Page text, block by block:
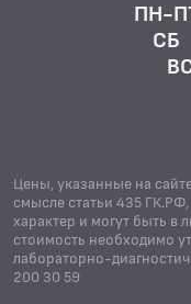
ПН-
СБ
Цены, указанные на
смысле статьи 435
характер и могут быть в
стоимость необходимо
лабораторно-
200 30 59